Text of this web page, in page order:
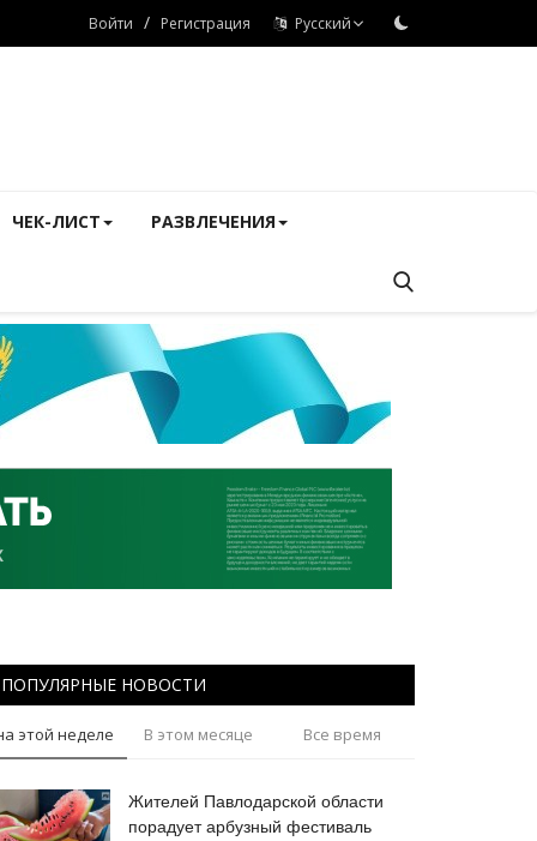
Войти / Регистрация Русский
ЧЕК-ЛИСТ РАЗВЛЕЧЕНИЯ
ПОПУЛЯРНЫЕ НОВОСТИ
этой неделе В этом месяце Все время
Жителей Павлодарской области
порадует арбузный фестиваль